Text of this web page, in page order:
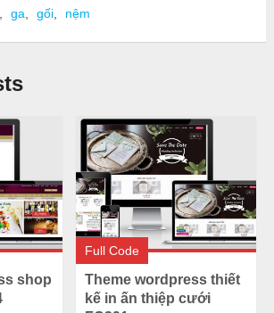
ga gối, nệm
shop
Full Code
Theme wordpress thiết
kế in ấn thiệp cưới